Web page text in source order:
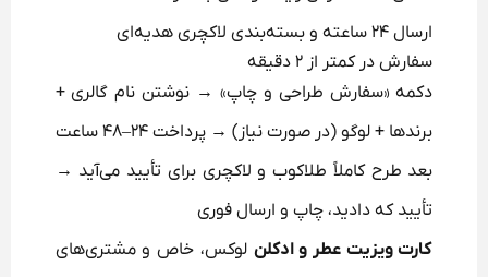
ارسال ۲۴ ساعته و بسته‌بندی لاکچری هدیه‌ای
سفارش در کمتر از ۲ دقیقه
دکمه «سفارش طراحی و چاپ» → نوشتن نام گالری +
برندها + لوگو (در صورت نیاز) → پرداخت ۲۴–۴۸ ساعت
بعد طرح کاملاً طلاکوب و لاکچری برای تأیید می‌آید →
تأیید که دادید، چاپ و ارسال فوری
کارت ویزیت عطر و ادکلن لوکس، خاص و مشتری‌های